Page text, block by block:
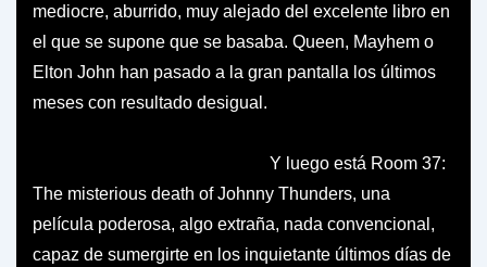
mediocre, aburrido, muy alejado del excelente libro en
el que se supone que se basaba. Queen, Mayhem o
Elton John han pasado a la gran pantalla los últimos
meses con resultado desigual.
Y luego está Room 37:
The misterious death of Johnny Thunders, una
película poderosa, algo extraña, nada convencional,
capaz de sumergirte en los inquietante últimos días de